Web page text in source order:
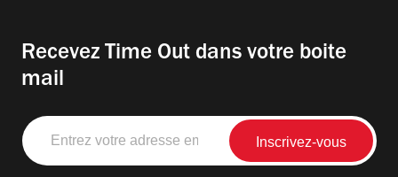
Recevez Time Out dans votre boite
mail
Entrez
votre
adresse